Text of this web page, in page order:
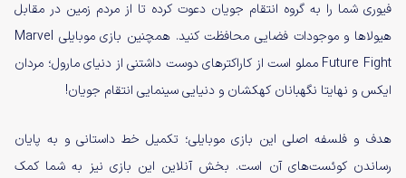
فیوری شما را به گروه انتقام جویان دعوت کرده تا از مردم زمین در مقابل
هیولاها و موجودات فضایی محافظت کنید. همچنین بازی موبایلی Marvel
Future Fight مملو است از کاراکترهای دوست داشتنی از دنیای مارول؛ مردان
ایکس و نهایتا نگهبانان کهکشان و دنیایی سینمایی انتقام جویان!
هدف و فلسفه اصلی این بازی موبایلی؛ تکمیل خط داستانی و به پایان
رساندن کوئست‌های آن است. بخش آنلاین این بازی نیز به شما کمک